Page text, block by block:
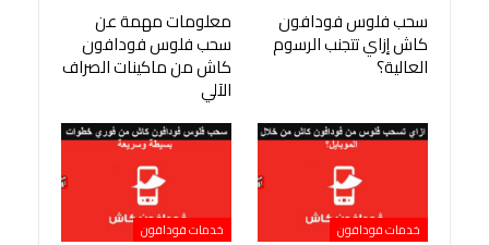
سحب فلوس فودافون
كاش إزاي تتجنب الرسوم
العالية؟
معلومات مهمة عن
سحب فلوس فودافون
كاش من ماكينات الصراف
الآلي
خدمات فودافون خدمات فودافون